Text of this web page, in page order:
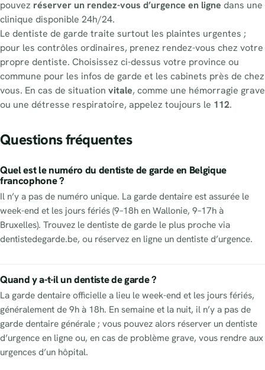
pouvez réserver un rendez-vous d’urgence en ligne dans une
clinique disponible 24h/24.
Le dentiste de garde traite surtout les plaintes urgentes ;
pour les contrôles ordinaires, prenez rendez-vous chez votre
propre dentiste. Choisissez ci-dessus votre province ou
commune pour les infos de garde et les cabinets près de chez
vous. En cas de situation vitale, comme une hémorragie grave
ou une détresse respiratoire, appelez toujours le 112.
Questions fréquentes
Quel est le numéro du dentiste de garde en Belgique
francophone ?
Il n’y a pas de numéro unique. La garde dentaire est assurée le
week-end et les jours fériés (9–18h en Wallonie, 9–17h à
Bruxelles). Trouvez le dentiste de garde le plus proche via
dentistedegarde.be, ou réservez en ligne un dentiste d’urgence.
Quand y a-t-il un dentiste de garde ?
La garde dentaire officielle a lieu le week-end et les jours fériés,
généralement de 9h à 18h. En semaine et la nuit, il n’y a pas de
garde dentaire générale ; vous pouvez alors réserver un dentiste
d’urgence en ligne ou, en cas de problème grave, vous rendre aux
urgences d’un hôpital.